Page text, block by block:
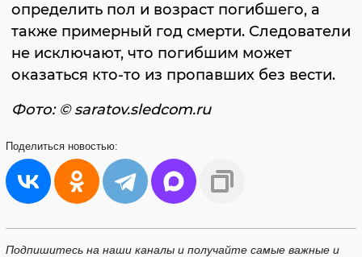
определить пол и возраст погибшего, а
также примерный год смерти. Следователи
не исключают, что погибшим может
оказаться кто-то из пропавших без вести.
Фото: © saratov.sledcom.ru
Поделиться новостью:
Подпишитесь на наши каналы и получайте самые важные и